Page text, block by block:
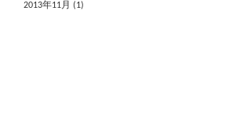
2013年11月 (1)